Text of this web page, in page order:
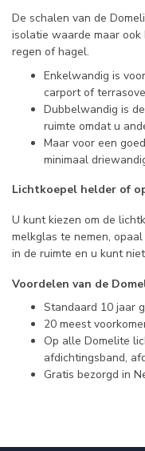
De schalen van de
isolatie waarde maar
regen of hagel.
Enkelwandig is
carport of
Dubbelwandig is
ruimte omdat u
Maar voor een
minimaal
Lichtkoepel helder of
U kunt kiezen om de
melkglas te nemen,
in de ruimte en u kunt
Voordelen van de
Standaard 10 jaar
20 meest
Op alle Domelite
afdichtingsband,
Gratis bezorgd in